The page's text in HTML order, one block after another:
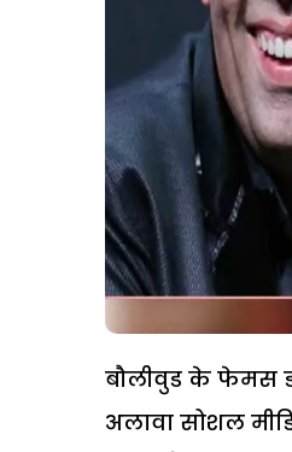
बौलीवुड के फेमस
अलावा सोशल